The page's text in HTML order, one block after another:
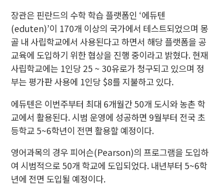
장관은 핀란드의 수학 학습 플랫폼인 ‘에듀텐
(eduten)’이 170개 이상의 국가에서 테스트되었으며 몽
골 내 사립학교에서 사용된다고 하면서 해당 플랫폼을 공
교육에 도입하기 위한 협상을 진행 중이라고 밝혔다. 현재
사립학교에는 1인당 25 ~ 30유로가 청구되고 있으며 정
부는 평가판 사용에 1인당 $8를 지불하고 있다.
에듀텐은 이번주부터 최대 6개월간 50개 도시와 농촌 학
교에서 활용된다. 시범 운영에 성공하면 9월부터 전국 초
등학교 5~6학년이 전면 활용할 예정이다.
영어과목의 경우 피어슨(Pearson)의 프로그램을 도입하
여 시범적으로 50개 학교에 도입되었다. 내년부터 5~6학
년에 전면 도입될 예정이다.